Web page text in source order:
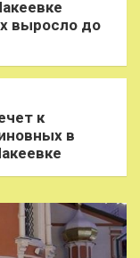
выросло до
к
в